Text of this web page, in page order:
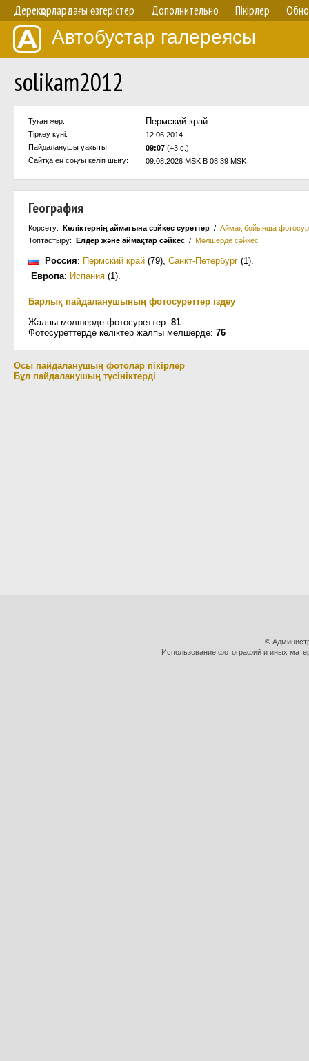
Дерекқорлардағы өзгерістер Дополнительно Пікірлер
Автобустар галереясы
solikam2012
Туған жер: Пермский край
Тіркеу күні:
12.06.2014
Пайдаланушы уақыты:
09:07 (+3 с.)
Сайтқа ең соңғы келіп шығү:
09.08.2026 MSK В 08:39 MSK
География
Көрсету: Көліктернің аймағына сәйкес суреттер / Аймақ бойынша
Топтастыру: Елдер және аймақтар сәйкес / Мөлшерде сәйкес
Россия: Пермский край (79), Санкт-Петербург (1).
Европа: Испания (1).
Барлық пайдаланушының фотосуреттер іздеу
Жалпы мөлшерде фотосуреттер: 81
Фотосуреттерде көліктер жалпы мөлшерде: 76
Осы пайдаланушың фотолар пікірлер
Бұл пайдаланушың түсініктерді
©
Использование фотографий и иных